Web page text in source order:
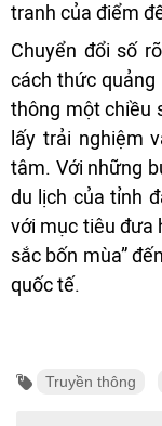
tranh của điểm
Chuyển đổi số
cách thức
thông một chiều
lấy trải nghiệm
tâm. Với những
du lịch của tỉnh
với mục tiêu đưa
sắc bốn mùa”
quốc tế.
Truyền thông